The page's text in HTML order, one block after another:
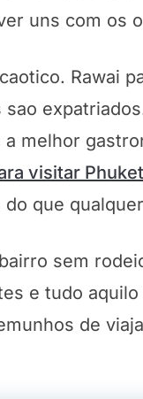
uns com os
Rawai
melhor
visitar Phuket
que
sem
e tudo
de